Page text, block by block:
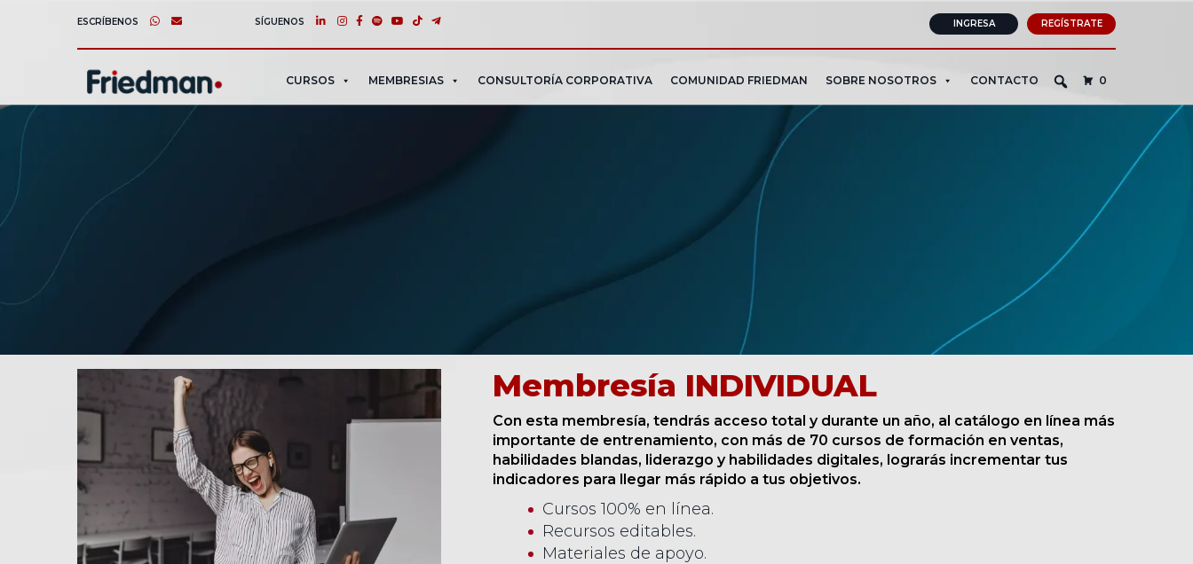
ESCRÍBENOS SÍGUENOS INGRESA REGÍSTRATE
CURSOS MEMBRESIAS CONSULTORÍA CORPORATIVA COMUNIDAD FRIEDMAN SOBRE NOSOTROS CONTACTO 0
CURSOS
Membresía INDIVIDUAL
Con esta membresía, tendrás acceso total y durante un año, al catálogo en línea más
importante de entrenamiento, con más de 70 cursos de formación en ventas,
habilidades blandas, liderazgo y habilidades digitales, lograrás incrementar tus
indicadores para llegar más rápido a tus objetivos.
Cursos 100% en línea.
Recursos editables.
Materiales de apoyo.